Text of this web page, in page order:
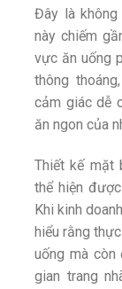
Đây là
này chiếm
vực ăn uống
thông
cảm giác dễ
ăn ngon của
Thiết kế mặt
thể hiện
Khi kinh
hiểu rằng
uống mà còn
gian trang